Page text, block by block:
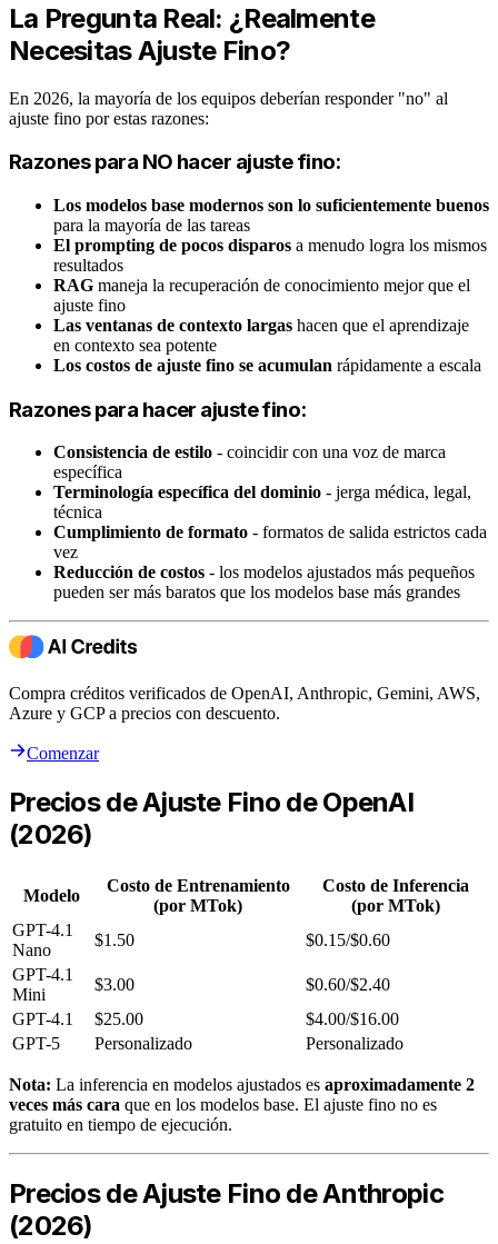
La Pregunta Real: ¿Realmente
Necesitas Ajuste Fino?
En 2026, la mayoría de los equipos deberían responder "no" al
ajuste fino por estas razones:
Razones para NO hacer ajuste fino:
Los modelos base modernos son lo suficientemente buenos
para la mayoría de las tareas
El prompting de pocos disparos a menudo logra los mismos
resultados
RAG maneja la recuperación de conocimiento mejor que el
ajuste fino
Las ventanas de contexto largas hacen que el aprendizaje
en contexto sea potente
Los costos de ajuste fino se acumulan rápidamente a escala
Razones para hacer ajuste fino:
Consistencia de estilo - coincidir con una voz de marca
específica
Terminología específica del dominio - jerga médica, legal,
técnica
Cumplimiento de formato - formatos de salida estrictos cada
vez
Reducción de costos - los modelos ajustados más pequeños
pueden ser más baratos que los modelos base más grandes
Compra créditos verificados de OpenAI, Anthropic, Gemini, AWS,
Azure y GCP a precios con descuento.
Comenzar
Precios de Ajuste Fino de OpenAI
(2026)
Modelo
Costo de Entrenamiento
(por MTok)
Costo de Inferencia
(por MTok)
GPT-4.1
Nano
$1.50
$0.15/$0.60
GPT-4.1
Mini
$3.00
$0.60/$2.40
GPT-4.1
$25.00
$4.00/$16.00
GPT-5
Personalizado Personalizado
Nota: La inferencia en modelos ajustados es aproximadamente 2
veces más cara que en los modelos base. El ajuste fino no es
gratuito en tiempo de ejecución.
Precios de Ajuste Fino de Anthropic
(2026)